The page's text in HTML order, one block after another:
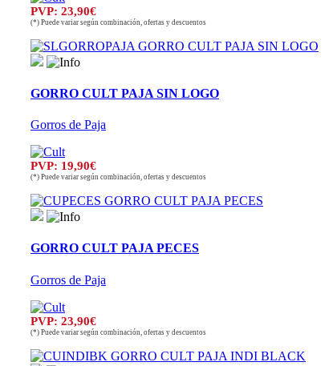
PVP: 23,90€
(*) Puede variar según combinación, ofertas y descuentos
GORRO CULT PAJA SIN LOGO
Gorros de Paja
PVP: 19,90€
(*) Puede variar según combinación, ofertas y descuentos
GORRO CULT PAJA PECES
Gorros de Paja
PVP: 23,90€
(*) Puede variar según combinación, ofertas y descuentos